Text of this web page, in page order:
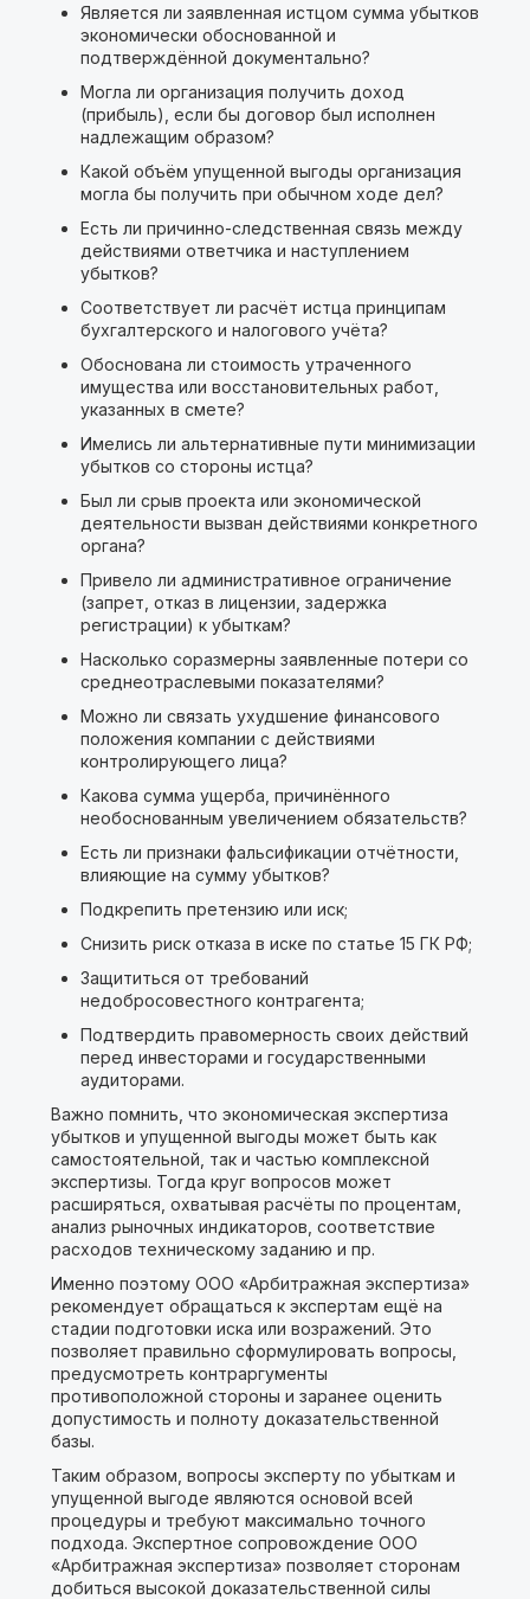
Является ли заявленная истцом сумма убытков
экономически обоснованной и
подтверждённой документально?
Могла ли организация получить доход
(прибыль), если бы договор был исполнен
надлежащим образом?
Какой объём упущенной выгоды организация
могла бы получить при обычном ходе дел?
Есть ли причинно-следственная связь между
действиями ответчика и наступлением
убытков?
Соответствует ли расчёт истца принципам
бухгалтерского и налогового учёта?
Обоснована ли стоимость утраченного
имущества или восстановительных работ,
указанных в смете?
Имелись ли альтернативные пути минимизации
убытков со стороны истца?
Был ли срыв проекта или экономической
деятельности вызван действиями конкретного
органа?
Привело ли административное ограничение
(запрет, отказ в лицензии, задержка
регистрации) к убыткам?
Насколько соразмерны заявленные потери со
среднеотраслевыми показателями?
Можно ли связать ухудшение финансового
положения компании с действиями
контролирующего лица?
Какова сумма ущерба, причинённого
необоснованным увеличением обязательств?
Есть ли признаки фальсификации отчётности,
влияющие на сумму убытков?
Подкрепить претензию или иск;
Снизить риск отказа в иске по статье 15 ГК РФ;
Защититься от требований
недобросовестного контрагента;
Подтвердить правомерность своих действий
перед инвесторами и государственными
аудиторами.
Важно помнить, что экономическая экспертиза
убытков и упущенной выгоды может быть как
самостоятельной, так и частью комплексной
экспертизы. Тогда круг вопросов может
расширяться, охватывая расчёты по процентам,
анализ рыночных индикаторов, соответствие
расходов техническому заданию и пр.
Именно поэтому ООО «Арбитражная экспертиза»
рекомендует обращаться к экспертам ещё на
стадии подготовки иска или возражений. Это
позволяет правильно сформулировать вопросы,
предусмотреть контраргументы
противоположной стороны и заранее оценить
допустимость и полноту доказательственной
базы.
Таким образом, вопросы эксперту по убыткам и
упущенной выгоде являются основой всей
процедуры и требуют максимально точного
подхода. Экспертное сопровождение ООО
«Арбитражная экспертиза» позволяет сторонам
добиться высокой доказательственной силы